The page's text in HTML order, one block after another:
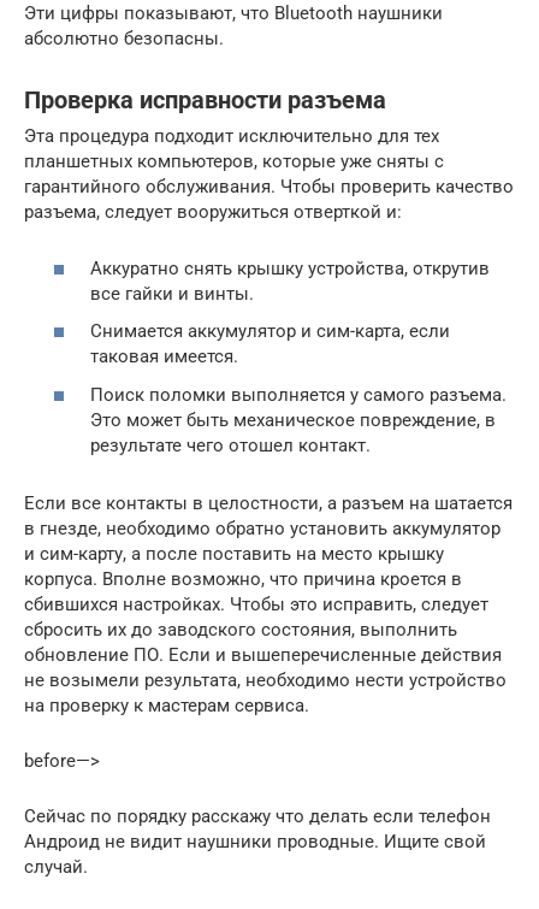
Эти цифры показывают, что Bluetooth наушники
абсолютно безопасны.
Проверка исправности разъема
Эта процедура подходит исключительно для тех
планшетных компьютеров, которые уже сняты с
гарантийного обслуживания. Чтобы проверить качество
разъема, следует вооружиться отверткой и:
Аккуратно снять крышку устройства, открутив
все гайки и винты.
Снимается аккумулятор и сим-карта, если
таковая имеется.
Поиск поломки выполняется у самого разъема.
Это может быть механическое повреждение, в
результате чего отошел контакт.
Если все контакты в целостности, а разъем на шатается
в гнезде, необходимо обратно установить аккумулятор
и сим-карту, а после поставить на место крышку
корпуса. Вполне возможно, что причина кроется в
сбившихся настройках. Чтобы это исправить, следует
сбросить их до заводского состояния, выполнить
обновление ПО. Если и вышеперечисленные действия
не возымели результата, необходимо нести устройство
на проверку к мастерам сервиса.
before—>
Сейчас по порядку расскажу что делать если телефон
Андроид не видит наушники проводные. Ищите свой
случай.